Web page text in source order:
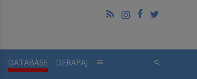
DATABASE DERAPAJ